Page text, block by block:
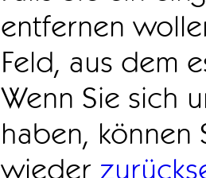
entfernen
Feld, aus dem
Wenn Sie sich
haben, können
wieder